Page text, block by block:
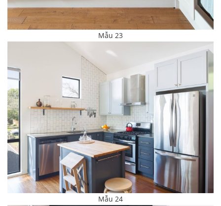
Mẫu 23
Mẫu 24